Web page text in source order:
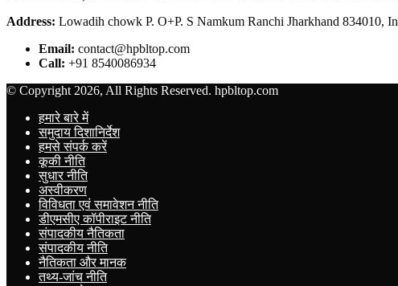
Address: Lowadih chowk P. O+P. S Namkum Ranchi Jharkhand 834010,
Email: contact@hpbltop.com
Call: +91 8540086934
© Copyright 2026, All Rights Reserved. hpbltop.com
हमारे बारे में
समुदाय दिशानिर्देश
हमसे संपर्क करें
कूकी नीति
सुधार नीति
अस्वीकरण
विविधता एवं समावेशन नीति
डीएमसीए कॉपीराइट नीति
संपादकीय नैतिकता
संपादकीय नीति
नैतिकता और मानक
तथ्य-जांच नीति